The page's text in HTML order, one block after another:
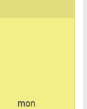
mon